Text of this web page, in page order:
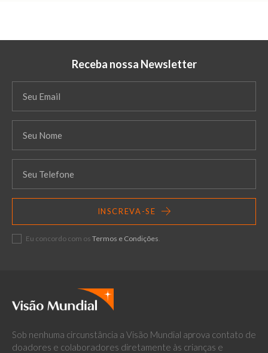
Receba nossa Newsletter
INSCREVA-SE
Eu concordo com os Termos e Condições
Sob nenhuma circunstância a Visão Mundial aprova contato de
doadores e colaboradores diretamente às crianças e